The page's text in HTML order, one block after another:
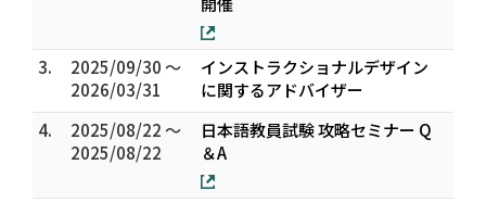
3.
2025/09/30 ～
2026/03/31
インストラクショナルデザイン
に関するアドバイザー
4.
2025/08/22 ～
2025/08/22
日本語教員試験 攻略セミナー Q
＆A